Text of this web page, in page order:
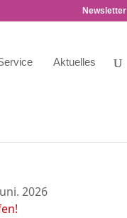
Newsletter
Aktuelles
2026